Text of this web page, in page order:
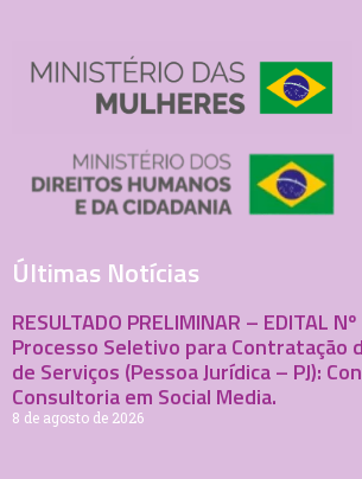
Últimas Notícias
RESULTADO PRELIMINAR – EDITAL
Processo Seletivo para Contratação
de Serviços (Pessoa Jurídica – PJ):
Consultoria em Social Media.
8 de agosto de 2026